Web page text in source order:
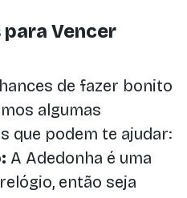
Vencer
de fazer bonito
algumas
que podem te ajudar:
A Adedonha é uma
então seja